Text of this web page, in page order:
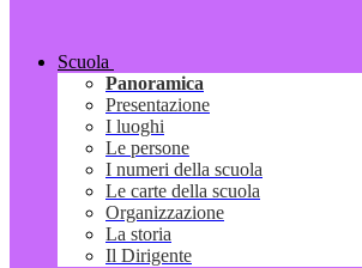
Scuola
Panoramica
Presentazione
I luoghi
Le persone
I numeri della scuola
Le carte della scuola
Organizzazione
La storia
Il Dirigente